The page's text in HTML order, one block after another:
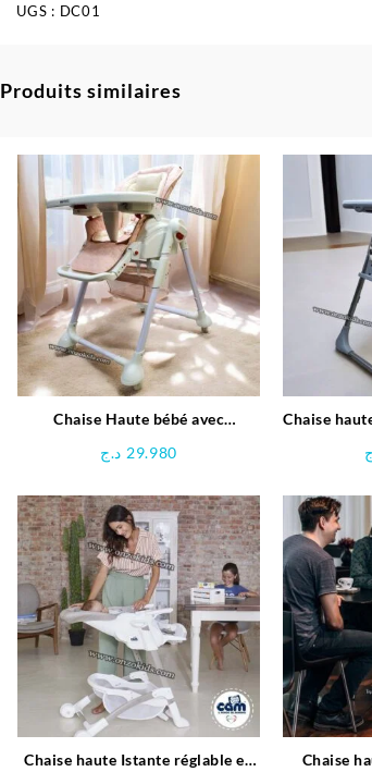
UGS : DC01
Produits similaires
Chaise Haute bébé avec
29.980 د.ج
Chaise
Chaise haute Istante réglable en
Chaise